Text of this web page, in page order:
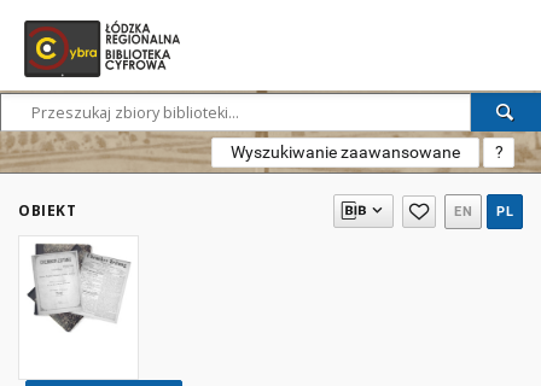
Wyszukiwanie zaawansowane ?
OBIEKT EN PL